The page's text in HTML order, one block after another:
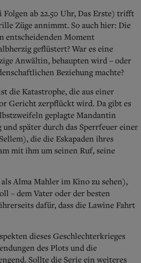
Folgen ab 22.50 Uhr, Das Erste) trifft
Züge annimmt. So auch hier: Die
entscheidenden Moment
geflüstert? War es eine
Anwältin, behaupten wird – oder
Beziehung machte?
die Katastrophe, die aus einer
Gericht zerpflückt wird. Da gibt es
geplagte Mandantin
später durch das Sperrfeuer einer
die die Eskapaden ihres
mit ihm um seinen Ruf, seine
Alma Mahler im Kino zu sehen),
– dem Vater oder der besten
dafür, dass die Lawine Fahrt
dieses Geschlechterkrieges
des Plots und die
Sollte die Serie ein weiteres